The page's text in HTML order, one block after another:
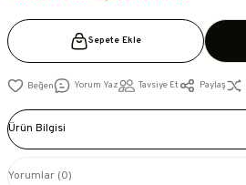
Sepete Ekle
Yorum Yaz Tavsiye Et Paylaş
Ürün Bilgisi
Yorumlar (0)